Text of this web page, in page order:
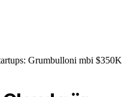
Grumbulloni mbi $350K